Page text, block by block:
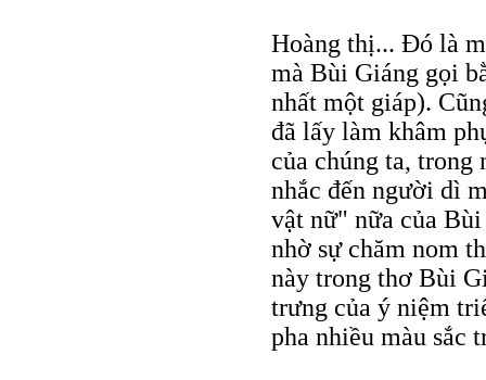
Hoàng thị... Ðó là
mà Bùi Giáng gọi
nhất một giáp).
đã lấy làm khâm
của chúng ta, trong
nhắc đến người dì
vật nữ" nữa của
nhờ sự chăm nom
này trong thơ Bùi
trưng của ý niệm
pha nhiều màu sắc